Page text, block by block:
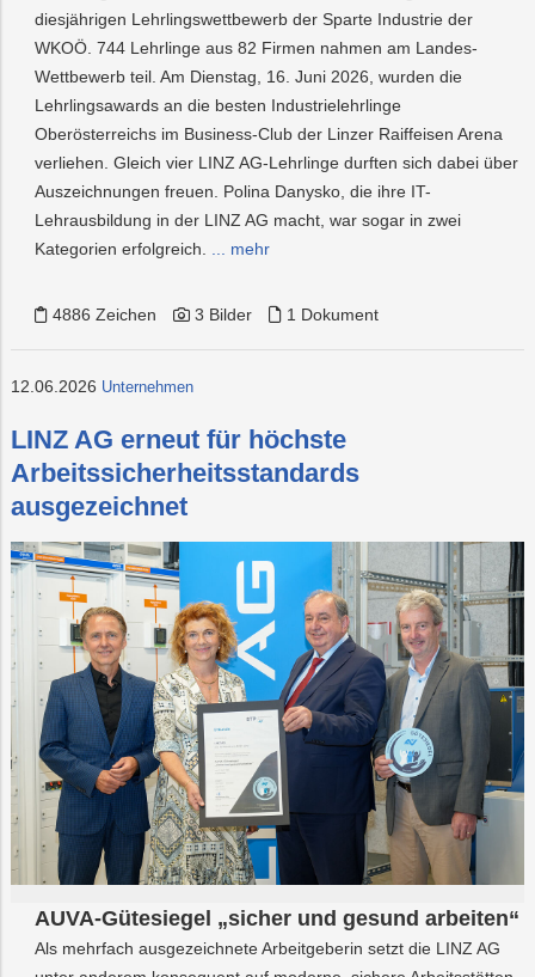
diesjährigen Lehrlingswettbewerb der Sparte Industrie der
WKOÖ. 744 Lehrlinge aus 82 Firmen nahmen am Landes-
Wettbewerb teil. Am Dienstag, 16. Juni 2026, wurden die
Lehrlingsawards an die besten Industrielehrlinge
Oberösterreichs im Business-Club der Linzer Raiffeisen Arena
verliehen. Gleich vier LINZ AG-Lehrlinge durften sich dabei über
Auszeichnungen freuen. Polina Danysko, die ihre IT-
Lehrausbildung in der LINZ AG macht, war sogar in zwei
Kategorien erfolgreich.
... mehr
4886 Zeichen 3 Bilder 1 Dokument
12.06.2026 Unternehmen
LINZ AG erneut für höchste
Arbeitssicherheitsstandards
ausgezeichnet
AUVA-Gütesiegel „sicher und gesund arbeiten“
Als mehrfach ausgezeichnete Arbeitgeberin setzt die LINZ AG